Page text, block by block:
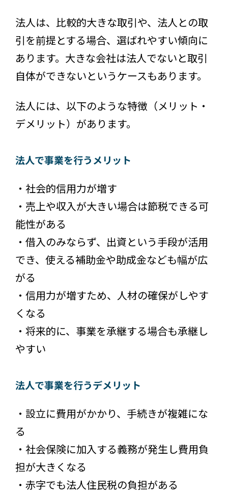
法人は、比較的大きな取引や、法人との取
引を前提とする場合、選ばれやすい傾向に
あります。大きな会社は法人でないと取引
自体ができないというケースもあります。
法人には、以下のような特徴（メリット・
デメリット）があります。
法人で事業を行うメリット
・社会的信用力が増す
・売上や収入が大きい場合は節税できる可
能性がある
・借入のみならず、出資という手段が活用
でき、使える補助金や助成金なども幅が広
がる
・信用力が増すため、人材の確保がしやす
くなる
・将来的に、事業を承継する場合も承継し
やすい
法人で事業を行うデメリット
・設立に費用がかかり、手続きが複雑にな
る
・社会保険に加入する義務が発生し費用負
担が大きくなる
・赤字でも法人住民税の負担がある